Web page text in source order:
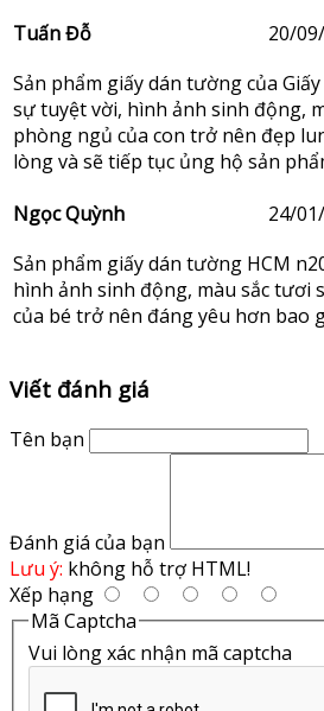
Tuấn Đỗ
20/
Sản phẩm giấy dán tường của
sự tuyệt vời, hình ảnh sinh động,
phòng ngủ của con trở nên đẹp
lòng và sẽ tiếp tục ủng hộ sản
Ngọc Quỳnh
24/
Sản phẩm giấy dán tường HCM
hình ảnh sinh động, màu sắc tươi
của bé trở nên đáng yêu hơn bao
Viết đánh giá
Tên bạn
Đánh giá của bạn
Lưu ý: không hỗ trợ HTML!
Xếp hạng
Mã Captcha
Vui lòng xác nhận mã captcha